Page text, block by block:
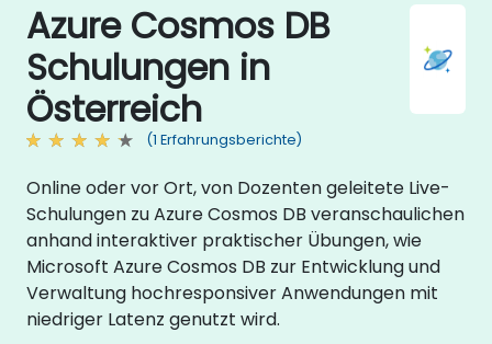
Azure Cosmos DB
Schulungen in
Österreich
(1 Erfahrungsberichte)
Online oder vor Ort, von Dozenten geleitete Live-
Schulungen zu Azure Cosmos DB veranschaulichen
anhand interaktiver praktischer Übungen, wie
Microsoft Azure Cosmos DB zur Entwicklung und
Verwaltung hochresponsiver Anwendungen mit
niedriger Latenz genutzt wird.